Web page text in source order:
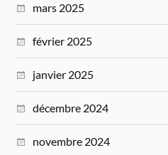
mars 2025
février 2025
janvier 2025
décembre 2024
novembre 2024